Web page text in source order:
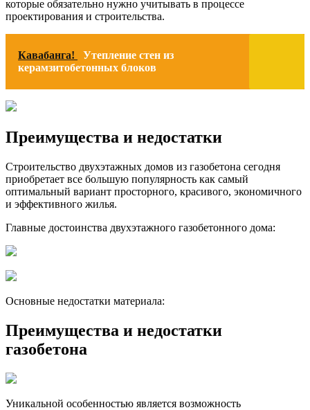
которые обязательно нужно учитывать в процессе
проектирования и строительства.
Кавабанга!
Утепление стен из
керамзитобетонных блоков
Преимущества и недостатки
Строительство двухэтажных домов из газобетона сегодня
приобретает все большую популярность как самый
оптимальный вариант просторного, красивого, экономичного
и эффективного жилья.
Главные достоинства двухэтажного газобетонного дома:
Основные недостатки материала:
Преимущества и недостатки
газобетона
Уникальной особенностью является возможность